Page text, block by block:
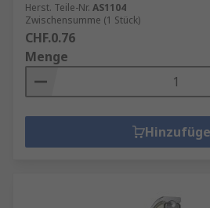
Herst. Teile-Nr. AS1104
Zwischensumme (1 Stück)
CHF.0.76
Menge